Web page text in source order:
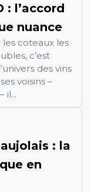
: l’accord
nuance
coteaux les
c’est
des vins
voisins –
il...
: la
en